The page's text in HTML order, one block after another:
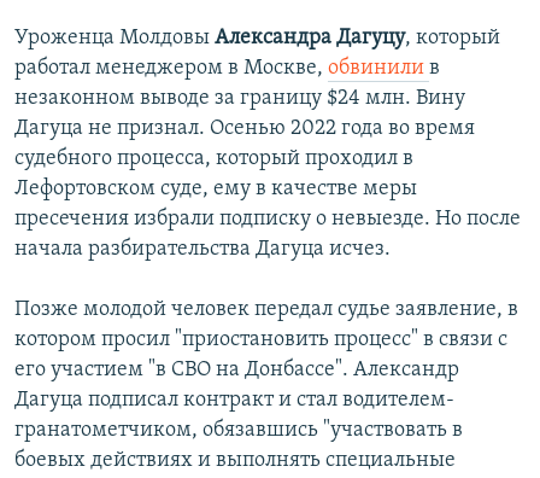
Уроженца Молдовы Александра Дагуцу, который
работал менеджером в Москве, обвинили в
незаконном выводе за границу $24 млн. Вину
Дагуца не признал. Осенью 2022 года во время
судебного процесса, который проходил в
Лефортовском суде, ему в качестве меры
пресечения избрали подписку о невыезде. Но после
начала разбирательства Дагуца исчез.
Позже молодой человек передал судье заявление, в
котором просил "приостановить процесс" в связи с
его участием "в СВО на Донбассе". Александр
Дагуца подписал контракт и стал водителем-
гранатометчиком, обязавшись "участвовать в
боевых действиях и выполнять специальные